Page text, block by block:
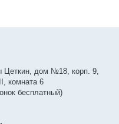
Цеткин, дом №18, корп. 9,
комната 6
бесплатный)